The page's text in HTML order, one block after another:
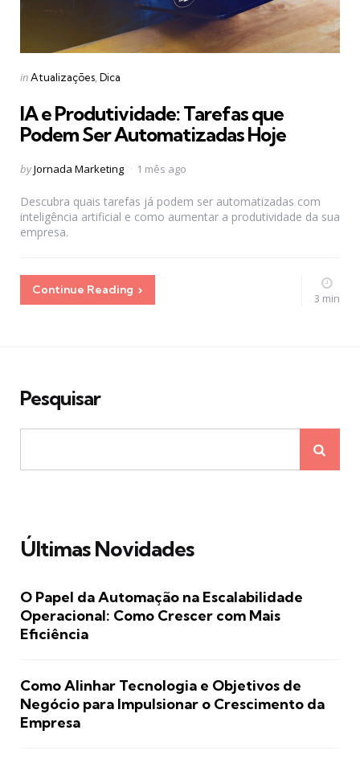
Categories
Posted
inAtualizações Dica
IA e Produtividade: Tarefas que
Podem Ser Automatizadas Hoje
Posted
byJornada Marketing 1 mês ago
Descubra quais tarefas já podem ser automatizadas com
inteligência artificial e como aumentar a produtividade da sua
empresa.
Continue Reading
3 min
Pesquisar
Últimas Novidades
O Papel da Automação na Escalabilidade
Operacional: Como Crescer com Mais
Eficiência
Como Alinhar Tecnologia e Objetivos de
Negócio para Impulsionar o Crescimento da
Empresa